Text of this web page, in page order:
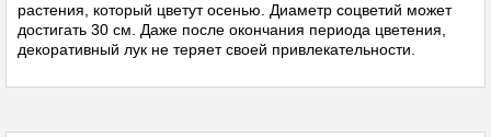
растения, который цветут осенью. Диаметр соцветий может
достигать 30 см. Даже после окончания периода цветения,
декоративный лук не теряет своей привлекательности.